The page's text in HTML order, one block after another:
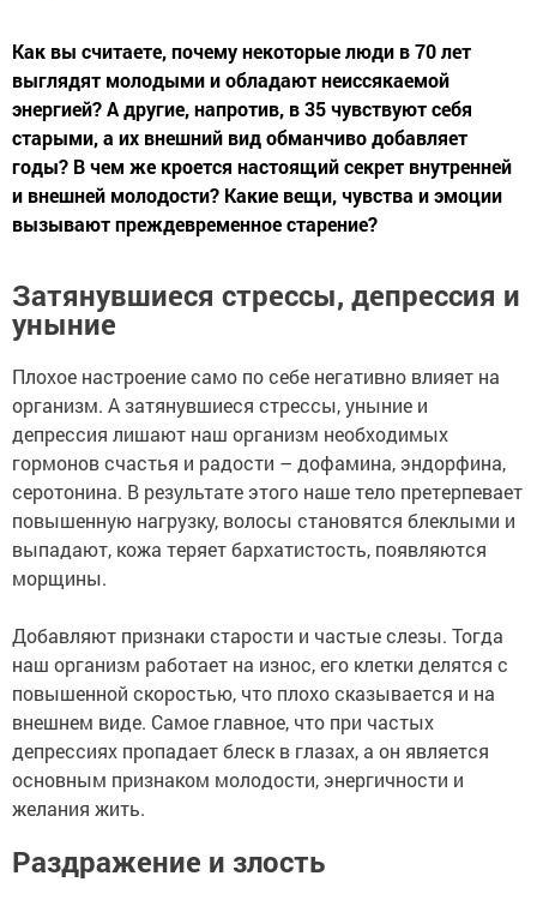
Как вы считаете, почему некоторые люди в 70 лет
выглядят молодыми и обладают неиссякаемой
энергией? А другие, напротив, в 35 чувствуют себя
старыми, а их внешний вид обманчиво добавляет
годы? В чем же кроется настоящий секрет внутренней
и внешней молодости? Какие вещи, чувства и эмоции
вызывают преждевременное старение?
Затянувшиеся стрессы, депрессия и
уныние
Плохое настроение само по себе негативно влияет на
организм. А затянувшиеся стрессы, уныние и
депрессия лишают наш организм необходимых
гормонов счастья и радости – дофамина, эндорфина,
серотонина. В результате этого наше тело претерпевает
повышенную нагрузку, волосы становятся блеклыми и
выпадают, кожа теряет бархатистость, появляются
морщины.
Добавляют признаки старости и частые слезы. Тогда
наш организм работает на износ, его клетки делятся с
повышенной скоростью, что плохо сказывается и на
внешнем виде. Самое главное, что при частых
депрессиях пропадает блеск в глазах, а он является
основным признаком молодости, энергичности и
желания жить.
Раздражение и злость